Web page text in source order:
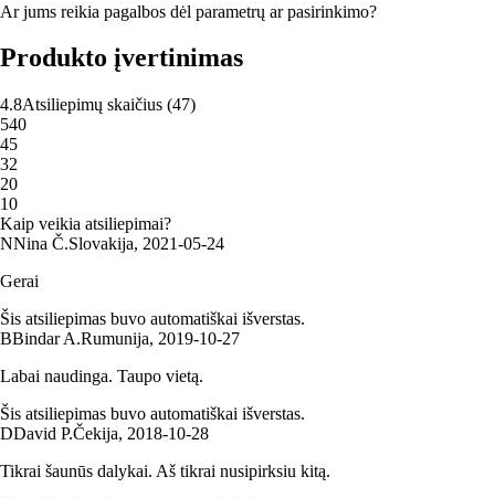
Ar jums reikia pagalbos dėl parametrų ar pasirinkimo?
Produkto įvertinimas
4.8Atsiliepimų skaičius (47)
540
45
32
20
10
Kaip veikia atsiliepimai?
NNina Č.Slovakija, 2021‑05‑24
Gerai
Šis atsiliepimas buvo automatiškai išverstas.
BBindar A.Rumunija, 2019‑10‑27
Labai naudinga. Taupo vietą.
Šis atsiliepimas buvo automatiškai išverstas.
DDavid P.Čekija, 2018‑10‑28
Tikrai šaunūs dalykai. Aš tikrai nusipirksiu kitą.